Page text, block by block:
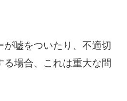
が嘘をついたり、不適切
る場合、これは重大な問